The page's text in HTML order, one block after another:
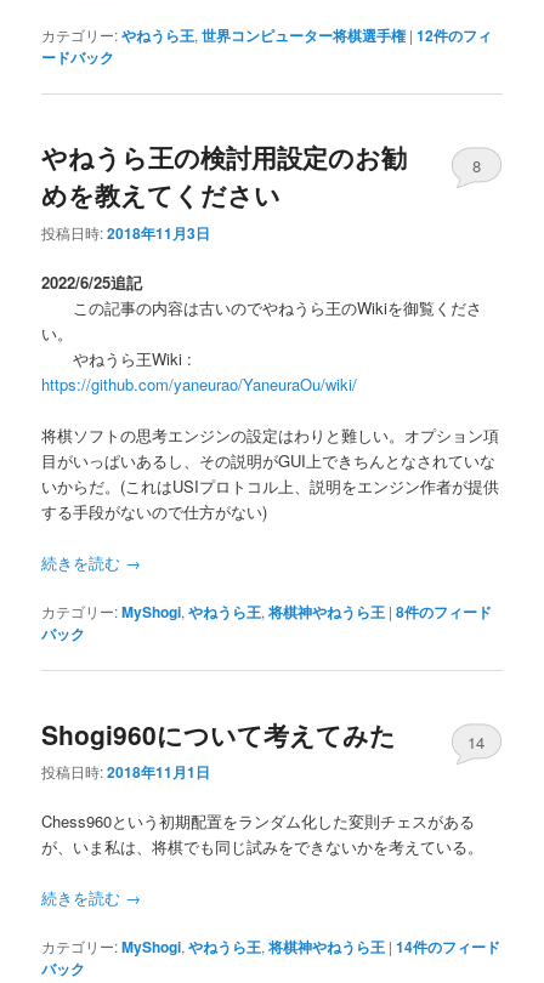
カテゴリー:やねうら王,世界コンピューター将棋選手権 |12件のフィ
ードバック
やねうら王の検討用設定のお勧
めを教えてください
投稿日時:2018年11月3日
8
2022/6/25追記
この記事の内容は古いのでやねうら王のWikiを御覧くださ
い。
やねうら王Wiki :
https://github.com/yaneurao/YaneuraOu/wiki/
将棋ソフトの思考エンジンの設定はわりと難しい。オプション項
目がいっぱいあるし、その説明がGUI上できちんとなされていな
いからだ。(これはUSIプロトコル上、説明をエンジン作者が提供
する手段がないので仕方がない)
続きを読む →
カテゴリー:MyShogi,やねうら王,将棋神やねうら王 |8件のフィード
バック
Shogi960について考えてみた
投稿日時:2018年11月1日
14
Chess960という初期配置をランダム化した変則チェスがある
が、いま私は、将棋でも同じ試みをできないかを考えている。
続きを読む →
カテゴリー:MyShogi,やねうら王,将棋神やねうら王 |14件のフィード
バック